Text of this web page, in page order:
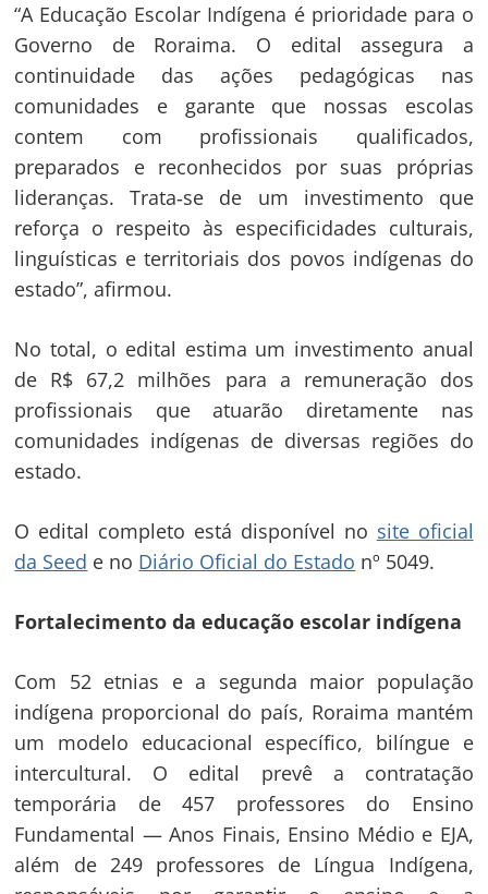
“A Educação Escolar Indígena é prioridade para o
Governo de Roraima. O edital assegura a
continuidade das ações pedagógicas nas
comunidades e garante que nossas escolas
contem com profissionais qualificados,
preparados e reconhecidos por suas próprias
lideranças. Trata‑se de um investimento que
reforça o respeito às especificidades culturais,
linguísticas e territoriais dos povos indígenas do
estado”, afirmou.
No total, o edital estima um investimento anual
de R$ 67,2 milhões para a remuneração dos
profissionais que atuarão diretamente nas
comunidades indígenas de diversas regiões do
estado.
O edital completo está disponível no site oficial
da Seed e no Diário Oficial do Estado nº 5049.
Fortalecimento da educação escolar indígena
Com 52 etnias e a segunda maior população
indígena proporcional do país, Roraima mantém
um modelo educacional específico, bilíngue e
intercultural. O edital prevê a contratação
temporária de 457 professores do Ensino
Fundamental — Anos Finais, Ensino Médio e EJA,
além de 249 professores de Língua Indígena,